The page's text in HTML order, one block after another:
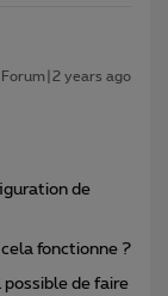
years ago
de
fonctionne ?
de faire